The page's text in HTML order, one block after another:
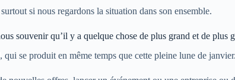
si nous regardons la situation dans son ensemble.
souvenir qu’il y a quelque chose de plus grand et de plus
se produit en même temps que cette pleine lune de janvier.